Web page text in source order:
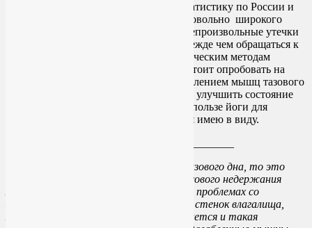
Мне не удалось найти аналогичную статистику по России и
СНГ, но редкая женщина после 40 из довольно широкого
круга моего общения не жалуется на непроизвольные утечки
мочи. Мне кажется очевидным, что прежде чем обращаться к
медикаментозным и тем более хирургическим методам
лечения недержания мочи у женщин, стоит опробовать на
себе возможности йоги, заняться укреплением мышц тазового
дна, снять повышенную тревожность и улучшить состояние
здоровья в целом. Почитайте статью о пользе йоги для
женского здоровья, и вы поймете, что я имею в виду.
Что же касается укрепления мышц тазового дна, то это
необходимо не только в лечении стрессового недержания
мочи у женщин, но и при многих других проблемах со
здоровьем, в частности, при опущении стенок влагалища,
матки, мочевого пузыря. Нередко случается и такая